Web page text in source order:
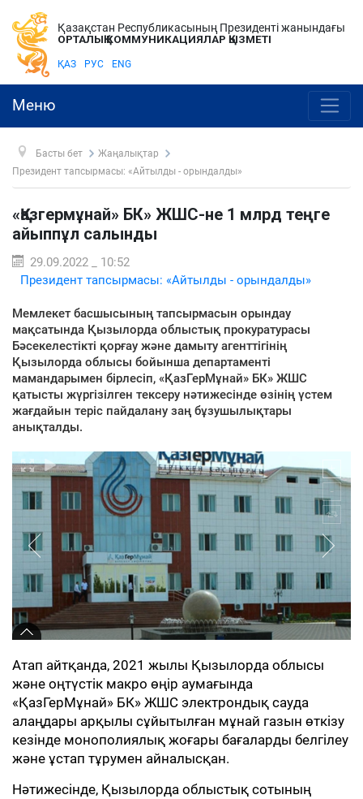
Қазақстан Республикасының Президенті жанындағы
ОРТАЛЫҚ КОММУНИКАЦИЯЛАР ҚЫЗМЕТІ
ҚАЗ РУС ENG
Меню
Басты бет
Жаңалықтар
Президент тапсырмасы: «Айтылды - орындалды»
«Қазгермұнай» БК» ЖШС-не 1 млрд теңге
айыппұл салынды
29.09.2022 _ 10:52
Президент тапсырмасы: «Айтылды - орындалды»
Мемлекет басшысының тапсырмасын орындау
мақсатында Қызылорда облыстық прокуратурасы
Бәсекелестікті қорғау және дамыту агенттігінің
Қызылорда облысы бойынша департаменті
мамандарымен бірлесіп, «ҚазГерМұнай» БК» ЖШС
қатысты жүргізілген тексеру нәтижесінде өзінің үстем
жағдайын теріс пайдалану заң бұзушылықтары
анықталды.
Атап айтқанда, 2021 жылы Қызылорда облысы
және оңтүстік макро өңір аумағында
«ҚазГерМұнай» БК» ЖШС электрондық сауда
алаңдары арқылы сұйытылған мұнай газын өткізу
кезінде монополиялық жоғары бағаларды белгілеу
және ұстап тұрумен айналысқан.
Нәтижесінде, Қызылорда облыстық сотының